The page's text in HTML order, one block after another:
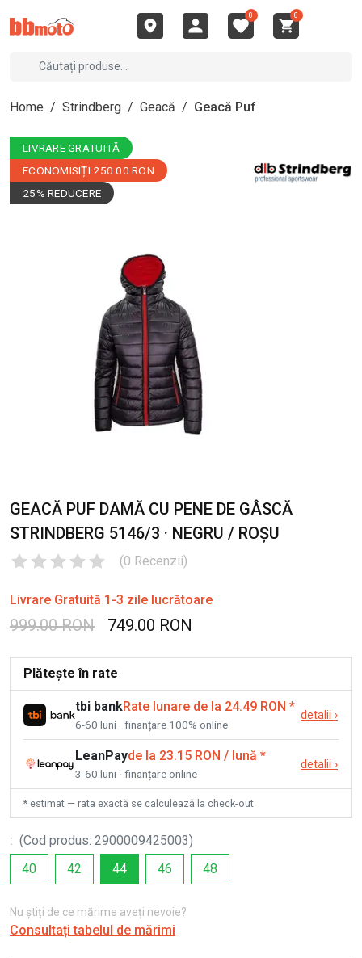
0 0
Home / Strindberg / Geacă / Geacă Puf
LIVRARE GRATUITĂ
ECONOMISIȚI 250.00 RON
25% REDUCERE
GEACĂ PUF DAMĂ CU PENE DE GÂSCĂ
STRINDBERG 5146/3 · NEGRU / ROȘU
(0 Recenzii)
Livrare Gratuită 1-3 zile lucrătoare
999.00 RON 749.00 RON
Plătește în rate
tbi bankRate lunare de la 24.49 RON *
6-60 luni · finanțare 100% online
detalii ›
LeanPayde la 23.15 RON / lună *
3-60 luni · finanțare online
detalii ›
* estimat — rata exactă se calculează la check-out
: (Cod produs: 2900009425003)
40
42 44 46 48
Nu știți de ce mărime aveți nevoie?
Consultați tabelul de mărimi